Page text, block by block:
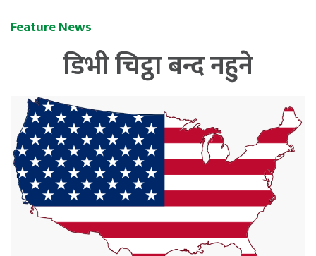
Feature News
डिभी चिट्ठा बन्द नहुने